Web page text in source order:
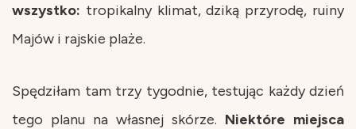
wszystko: tropikalny klimat, dziką przyrodę, ruiny
Majów i rajskie plaże.
Spędziłam tam trzy tygodnie, testując każdy dzień
tego planu na własnej skórze. Niektóre miejsca